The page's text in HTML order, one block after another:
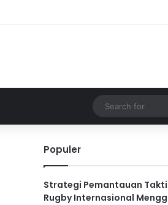
Populer
Strategi Pemantauan
Rugby Internasional